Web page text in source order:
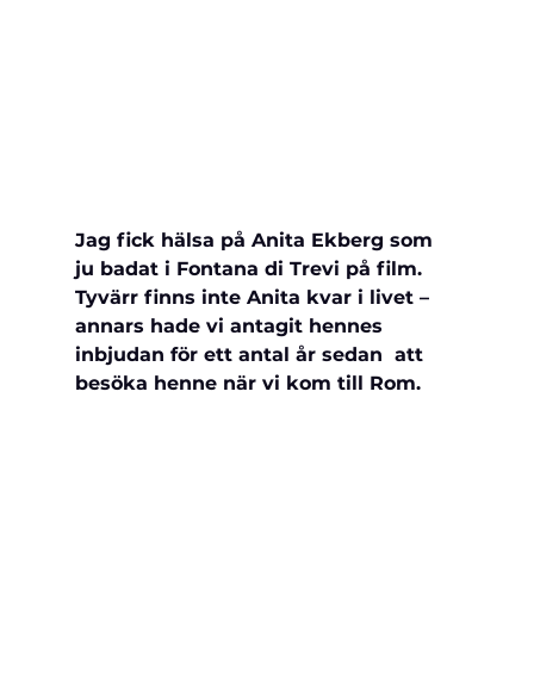
Jag fick hälsa på Anita Ekberg som
ju badat i Fontana di Trevi på film.
Tyvärr finns inte Anita kvar i livet –
annars hade vi antagit hennes
inbjudan för ett antal år sedan  att
besöka henne när vi kom till Rom.